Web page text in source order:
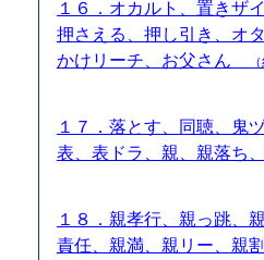
１６．オカルト、置きザ
押さえる、押し引き、オ
かけリーチ、お父さん
１７．落とす、同聴、鬼
表、表ドラ、親、親落ち
１８．親孝行、親っ跳、
責任、親満、親リー、親